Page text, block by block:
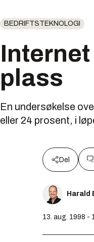
BEDRIFTSTEKNOLOGI
plass
En undersøkelse
eller 24 prosent, i
Del
Harald
13. aug. 1998 -